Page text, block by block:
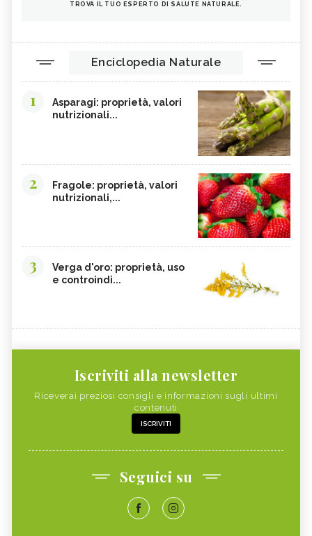
TROVA IL TUO ESPERTO DI SALUTE NATURALE.
Enciclopedia Naturale
1
Asparagi: proprietà, valori
nutrizionali...
2
Fragole: proprietà, valori
nutrizionali,...
3
Verga d'oro: proprietà, uso
e controindi...
Iscriviti alla newsletter
Riceverai preziosi consigli e informazioni sugli ultimi
contenuti
ISCRIVITI
Seguici su